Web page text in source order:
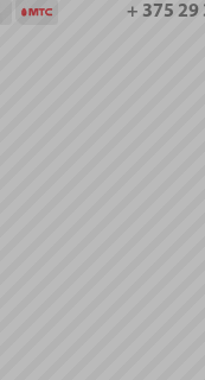
+ 375 29